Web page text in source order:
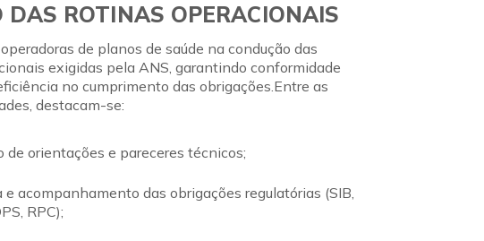
DAS ROTINAS OPERACIONAIS
de planos de saúde na condução das
exigidas pela ANS, garantindo conformidade
no cumprimento das obrigações.Entre as
destacam-se:
de orientações e pareceres técnicos;
e acompanhamento das obrigações regulatórias (SIB,
RPC);